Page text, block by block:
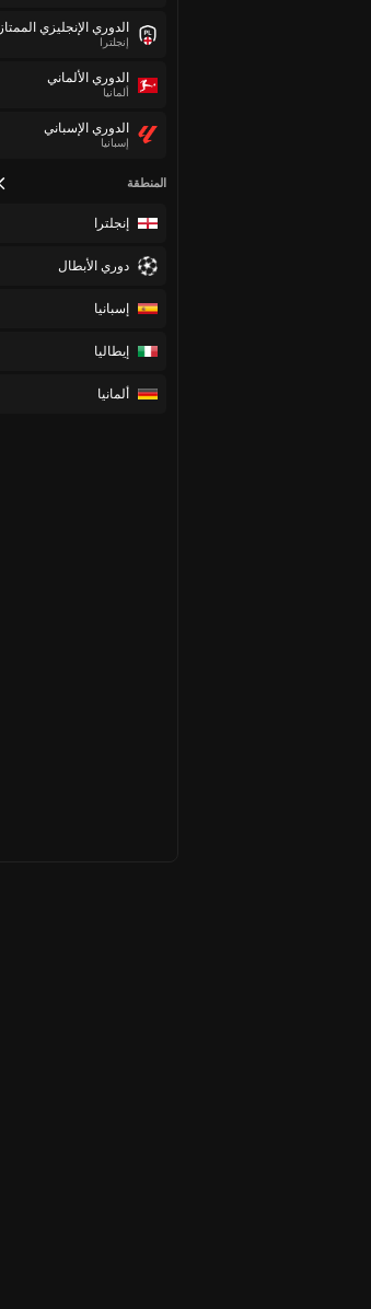
الدوري الإنجليزي الممتاز
إنجلترا
الدوري الألماني
ألمانيا
الدوري الإسباني
إسبانيا
المنطقة
إنجلترا
دوري الأبطال
إسبانيا
إيطاليا
ألمانيا